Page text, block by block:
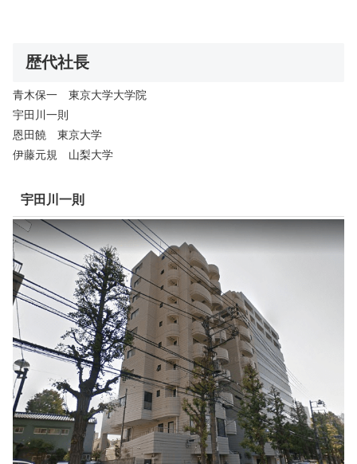
歴代社長
青木保一 東京大学大学院
宇田川一則
恩田饒 東京大学
伊藤元規 山梨大学
宇田川一則